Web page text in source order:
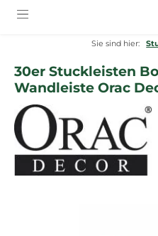
Sie sind hier:
30er Stuckleisten
Wandleiste Orac